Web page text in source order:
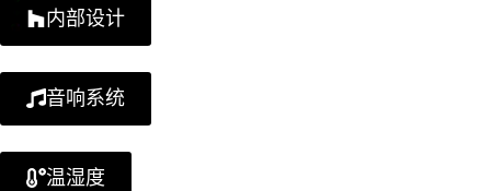
内部设计
音响系统
温湿度